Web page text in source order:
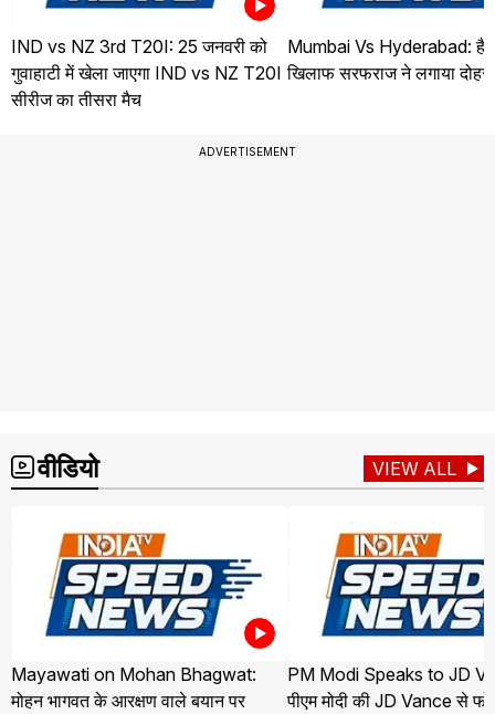
IND vs NZ 3rd T20I: 25 जनवरी को
गुवाहाटी में खेला जाएगा IND vs NZ T20I
सीरीज का तीसरा मैच
Mumbai Vs Hyderabad:
खिलाफ सरफराज ने लगाया
ADVERTISEMENT
वीडियो VIEW ALL
Mayawati on Mohan Bhagwat:
मोहन भागवत के आरक्षण वाले बयान पर
PM Modi Speaks to JD
पीएम मोदी की JD Vance से